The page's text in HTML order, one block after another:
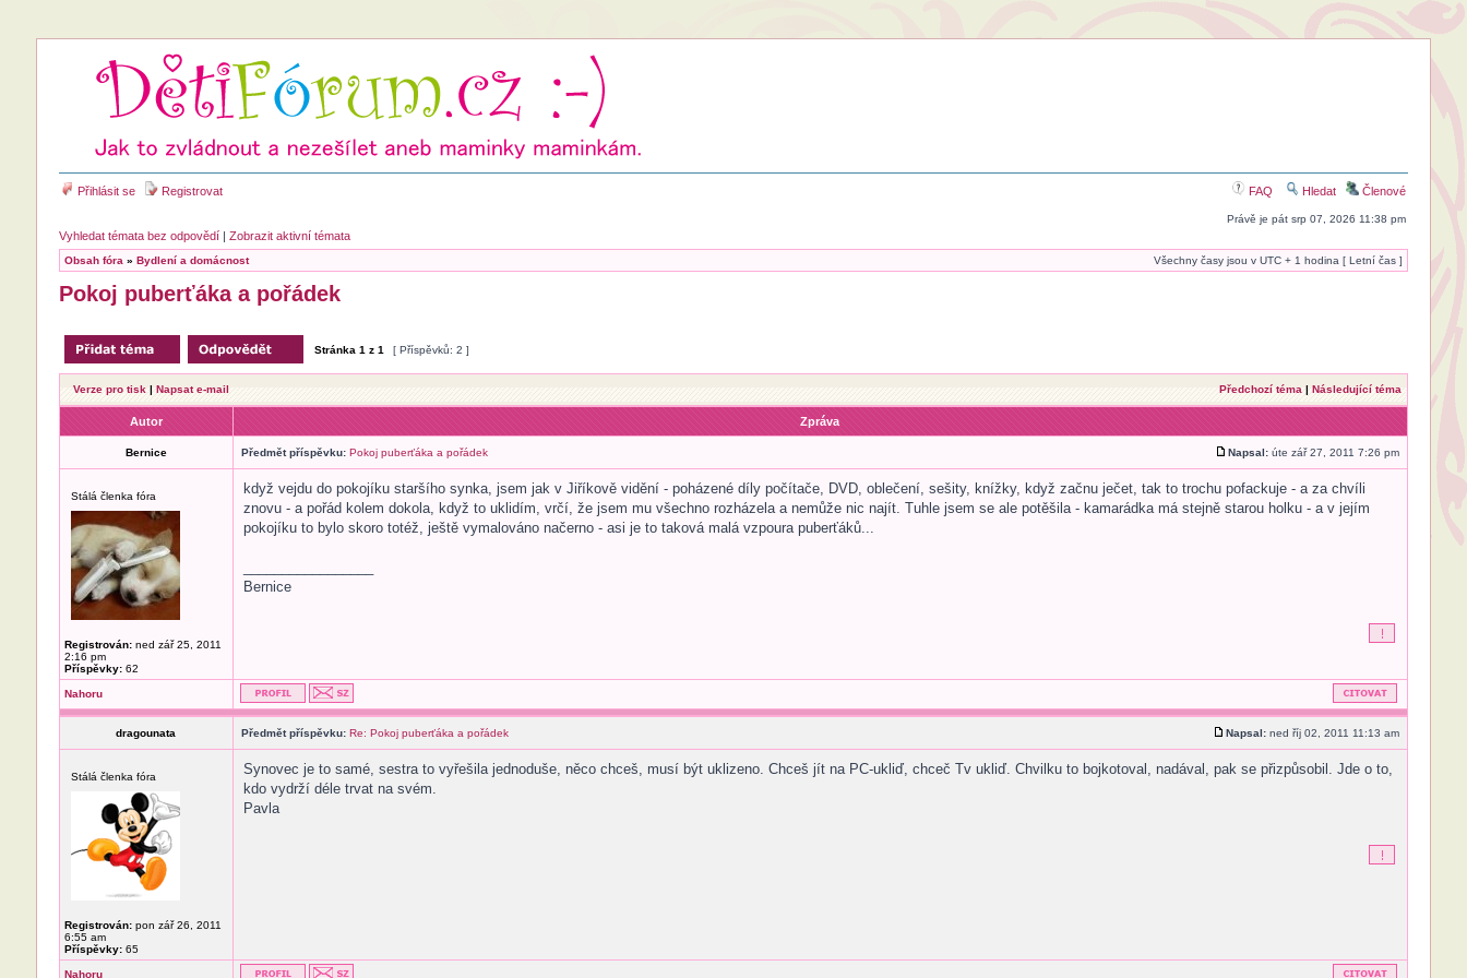
Přihlásit se Registrovat FAQ Hledat Členové
Právě je pát srp 07, 2026 11:38 pm
Vyhledat témata bez odpovědí| Zobrazit aktivní témata
Obsah fóra » Bydlení a domácnost Všechny časy jsou v UTC + 1 hodina [ Letní čas ]
Pokoj puberťáka a pořádek
Stránka 1 z 1 [ Příspěvků: 2 ]
Verze pro tisk | Napsat e-mail Předchozí téma | Následující téma
Autor Zpráva
Bernice Předmět příspěvku: Pokoj puberťáka a pořádek Napsal:úte zář 27, 2011 7:26 pm
Stálá členka fóra
Registrován:ned zář 25, 2011
2:16 pm
Příspěvky:62
když vejdu do pokojíku staršího synka, jsem jak v Jiříkově vidění - poházené díly počítače, DVD, oblečení, sešity, knížky, když začnu ječet, tak to trochu pofackuje - a za chvíli
znovu - a pořád kolem dokola, když to uklidím, vrčí, že jsem mu všechno rozházela a nemůže nic najít. Tuhle jsem se ale potěšila - kamarádka má stejně starou holku - a v jejím
pokojíku to bylo skoro totéž, ještě vymalováno načerno - asi je to taková malá vzpoura puberťáků...
Bernice
Nahoru
dragounata Předmět příspěvku: Re: Pokoj puberťáka a pořádek Napsal:ned říj 02, 2011 11:13 am
Stálá členka fóra
Registrován:pon zář 26, 2011
6:55 am
Příspěvky:65
Synovec je to samé, sestra to vyřešila jednoduše, něco chceš, musí být uklizeno. Chceš jít na PC-ukliď, chceč Tv ukliď. Chvilku to bojkotoval, nadával, pak se přizpůsobil. Jde o to,
kdo vydrží déle trvat na svém.
Pavla
Nahoru